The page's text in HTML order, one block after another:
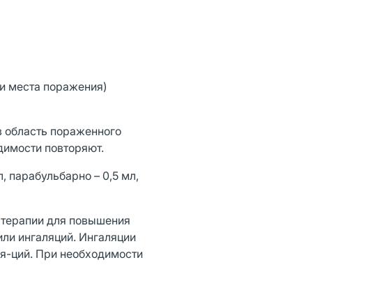
места поражения)
пораженного
повторяют.
парабульбарно – 0,5 мл,
для повышения
ингаляций. Ингаляции
ций. При необходимости